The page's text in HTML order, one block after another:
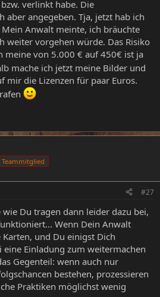
verlinkt habe. Die
aber angegeben. Tja, jetzt hab ich
Anwalt meinte, ich bräuchte
weiter vorgehen würde. Das Risiko
meine von 5.000 € auf 450€ ist ja
mache ich jetzt meine Bilder und
mir die Lizenzen für paar Euros.
Teammitglied
#27
wie Du tragen dann leider dazu bei,
Wenn Dein Anwalt
und Du einigst Dich
Einladung zum weitermachen
Gegenteil: wenn auch nur
bestehen, prozessieren
Praktiken möglichst wenig